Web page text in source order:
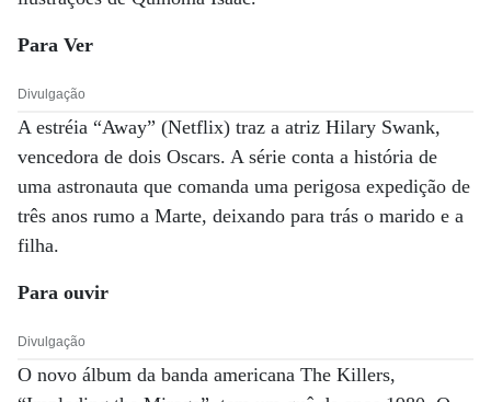
Para Ver
Divulgação
A estréia “Away” (Netflix) traz a atriz Hilary Swank,
vencedora de dois Oscars. A série conta a história de
uma astronauta que comanda uma perigosa expedição de
três anos rumo a Marte, deixando para trás o marido e a
filha.
Para ouvir
Divulgação
O novo álbum da banda americana The Killers,